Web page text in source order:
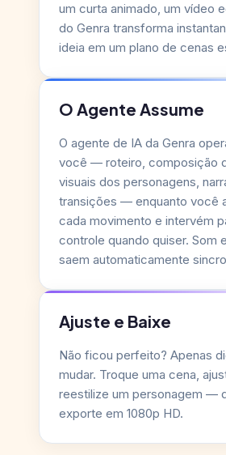
do Genra transforma
ideia em um plano de cenas
O agente de IA da Genra
você — roteiro, composição
visuais dos personagens,
transições — enquanto você
cada movimento e intervém
controle quando quiser. Som
saem automaticamente
Não ficou perfeito? Apenas
mudar. Troque uma cena,
reestilize um personagem —
exporte em 1080p HD.